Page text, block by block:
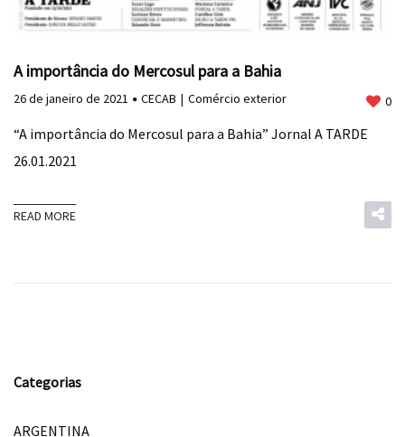
A importância do Mercosul para a Bahia
26 de janeiro de 2021 CECAB Comércio exterior 0
“A importância do Mercosul para a Bahia” Jornal A TARDE
26.01.2021
READ MORE
Categorias
ARGENTINA